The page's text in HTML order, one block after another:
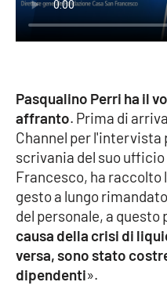
Politica
Sanità
Società
Sport
Pasqualino Perri ha il
affranto. Prima di
Channel per
scrivania del suo ufficio
Francesco, ha raccolto
gesto a lungo
del personale, a
causa della crisi di
versa, sono stato
dipendenti».